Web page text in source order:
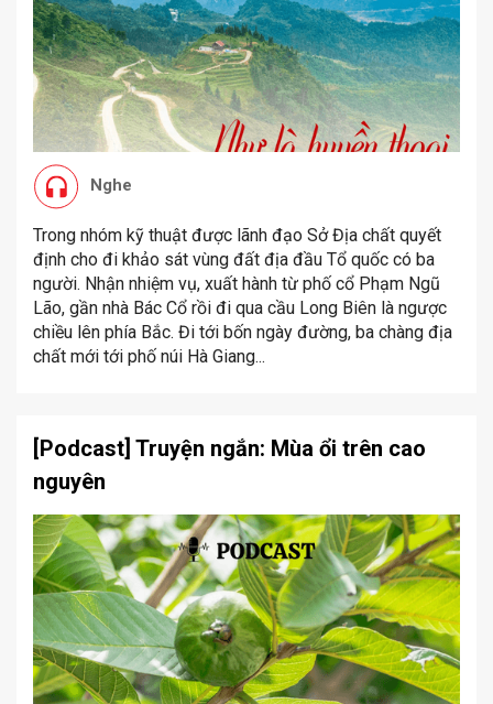
Nghe
Trong nhóm kỹ thuật được lãnh đạo Sở Địa chất quyết
định cho đi khảo sát vùng đất địa đầu Tổ quốc có ba
người. Nhận nhiệm vụ, xuất hành từ phố cổ Phạm Ngũ
Lão, gần nhà Bác Cổ rồi đi qua cầu Long Biên là ngược
chiều lên phía Bắc. Đi tới bốn ngày đường, ba chàng địa
chất mới tới phố núi Hà Giang...
[Podcast] Truyện ngắn: Mùa ổi trên cao
nguyên